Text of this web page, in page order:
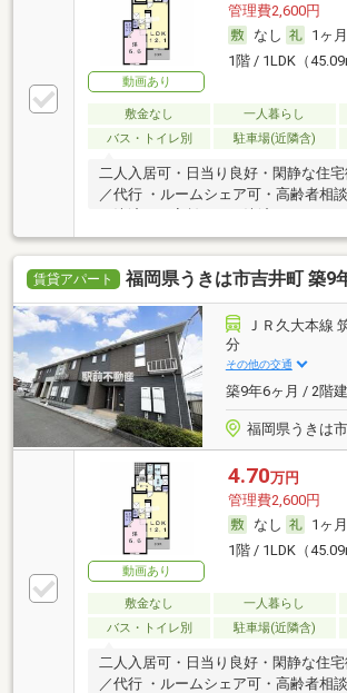
動画あり
管理費2,600円
なし
1ヶ月
1階 / 1LDK（
敷金なし 一人暮らし
バス・トイレ別
駐車場(近隣含)
二人入居可・日当り良好・閑静な住
／代行 ・ルームシェア可・高齢者相
賃貸アパート 福岡県うきは市吉井町 築9
ＪＲ久大本線
分
その他の交通
築9年6ヶ月 / 2階建
福岡県うきは
動画あり
4.70万円
管理費2,600円
なし
1ヶ月
1階 / 1LDK（
敷金なし 一人暮らし
バス・トイレ別
駐車場(近隣含)
二人入居可・日当り良好・閑静な住
／代行 ・ルームシェア可・高齢者相